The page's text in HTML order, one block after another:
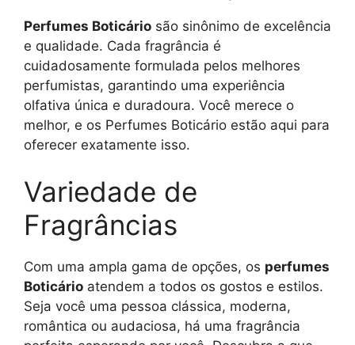
Perfumes Boticário são sinônimo de excelência
e qualidade. Cada fragrância é
cuidadosamente formulada pelos melhores
perfumistas, garantindo uma experiência
olfativa única e duradoura. Você merece o
melhor, e os Perfumes Boticário estão aqui para
oferecer exatamente isso.
Variedade de
Fragrâncias
Com uma ampla gama de opções, os perfumes
Boticário atendem a todos os gostos e estilos.
Seja você uma pessoa clássica, moderna,
romântica ou audaciosa, há uma fragrância